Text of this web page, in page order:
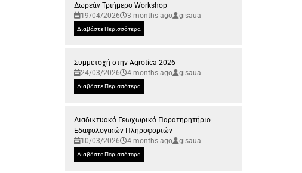
Δωρεάν Τριήμερο Workshop
19/04/2026
3 months ago gisaua
Διαβάστε Περισσότερα
Συμμετοχή στην Agrotica 2026
24/03/2026
4 months ago gisaua
Διαβάστε Περισσότερα
Διαδικτυακό Γεωχωρικό Παρατηρητήριο
Εδαφολογικών Πληροφοριών
10/03/2026
4 months ago gisaua
Διαβάστε Περισσότερα